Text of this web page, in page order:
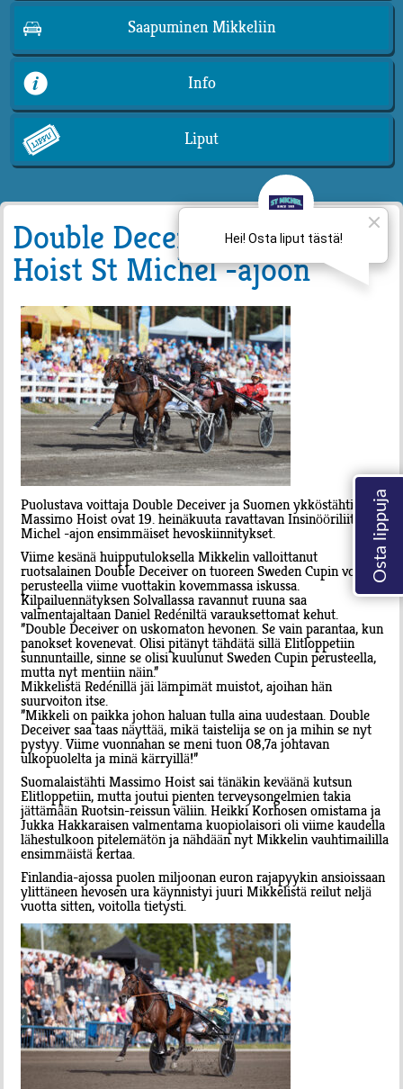
Saapuminen Mikkeliin
Info
Liput
Double Deceiver ja Massimo
Hoist St Michel -ajoon
Puolustava voittaja Double Deceiver ja Suomen ykköstähti
Massimo Hoist ovat 19. heinäkuuta ravattavan Insinööriliitto St
Michel -ajon ensimmäiset hevoskiinnitykset.
Viime kesänä huipputuloksella Mikkelin valloittanut
ruotsalainen Double Deceiver on tuoreen Sweden Cupin voiton
perusteella viime vuottakin kovemmassa iskussa.
Kilpailuennätyksen Solvallassa ravannut ruuna saa
valmentajaltaan Daniel Redéniltä varauksettomat kehut.
”Double Deceiver on uskomaton hevonen. Se vain parantaa, kun
panokset kovenevat. Olisi pitänyt tähdätä sillä Elitloppetiin
sunnuntaille, sinne se olisi kuulunut Sweden Cupin perusteella,
mutta nyt mentiin näin.”
Mikkelistä Redénillä jäi lämpimät muistot, ajoihan hän
suurvoiton itse.
”Mikkeli on paikka johon haluan tulla aina uudestaan. Double
Deceiver saa taas näyttää, mikä taistelija se on ja mihin se nyt
pystyy. Viime vuonnahan se meni tuon 08,7a johtavan
ulkopuolelta ja minä kärryillä!”
Suomalaistähti Massimo Hoist sai tänäkin keväänä kutsun
Elitloppetiin, mutta joutui pienten terveysongelmien takia
jättämään Ruotsin-reissun väliin. Heikki Korhosen omistama ja
Jukka Hakkaraisen valmentama kuopiolaisori oli viime kaudella
lähestulkoon pitelemätön ja nähdään nyt Mikkelin vauhtimaililla
ensimmäistä kertaa.
Finlandia-ajossa puolen miljoonan euron rajapyykin ansioissaan
ylittäneen hevosen ura käynnistyi juuri Mikkelistä reilut neljä
vuotta sitten, voitolla tietysti.